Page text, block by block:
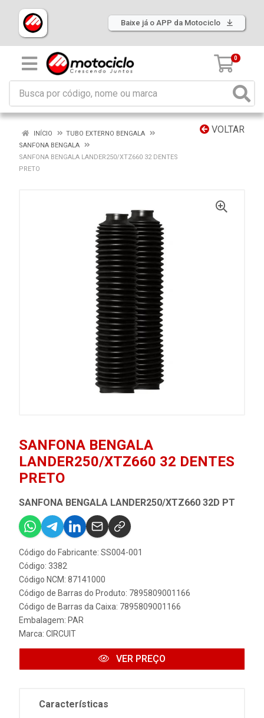
Baixe já o APP da Motociclo
0
VOLTAR
INÍCIO
TUBO EXTERNO BENGALA
SANFONA BENGALA
SANFONA BENGALA LANDER250/XTZ660 32 DENTES
PRETO
SANFONA BENGALA
LANDER250/XTZ660 32 DENTES
PRETO
SANFONA BENGALA LANDER250/XTZ660 32D PT
Código do Fabricante: SS004-001
Código: 3382
Código NCM: 87141000
Código de Barras do Produto: 7895809001166
Código de Barras da Caixa: 7895809001166
Embalagem: PAR
Marca: CIRCUIT
VER PREÇO
Características